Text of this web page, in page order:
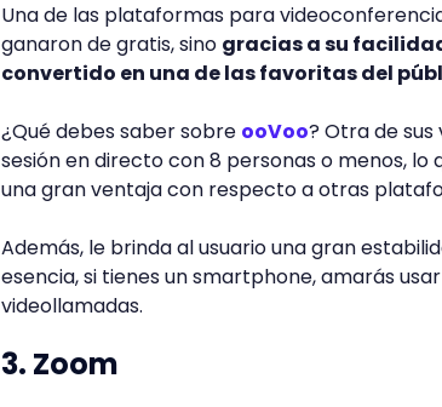
Una de las plataformas para
ganaron de gratis, sino gracias a su
convertido en una de las favoritas del
¿Qué debes saber sobre ooVoo? Otra de
sesión en directo con 8 personas o menos,
una gran ventaja con respecto a otras
Además, le brinda al usuario una gran
esencia, si tienes un smartphone, amarás
videollamadas.
3. Zoom